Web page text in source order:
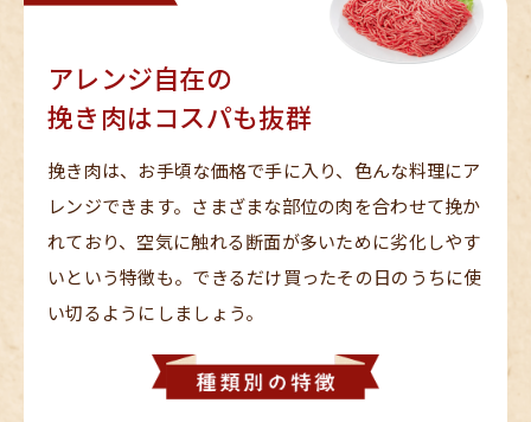
アレンジ自在の
挽き肉はコスパも抜群
挽き肉は、お手頃な価格で手に入り、色んな料理にア
レンジできます。さまざまな部位の肉を合わせて挽か
れており、空気に触れる断面が多いために劣化しやす
いという特徴も。できるだけ買ったその日のうちに使
い切るようにしましょう。